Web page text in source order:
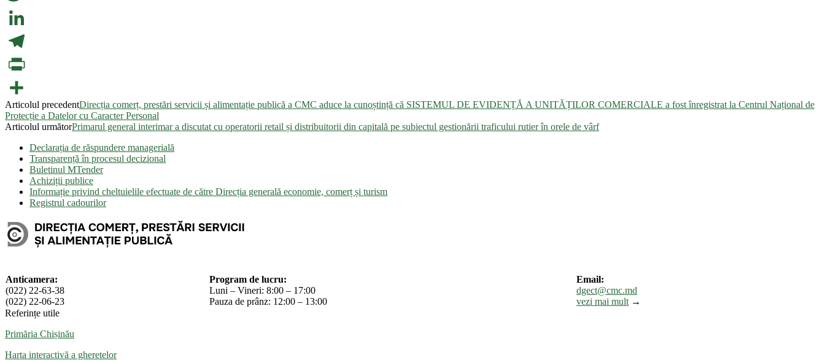
Twitter
LinkedIn
Telegram
PrintFriendly
Partajează
Articolul precedentDirecția comerț, prestări servicii și alimentație publică a CMC aduce la cunoștință că SISTEMUL DE EVIDENȚĂ A UNITĂȚILOR COMERCIALE a fost înregistrat la Centrul Național de
Protecție a Datelor cu Caracter Personal
Articolul următorPrimarul general interimar a discutat cu operatorii retail și distribuitorii din capitală pe subiectul gestionării traficului rutier în orele de vârf
Declarația de răspundere managerială
Transparență în procesul decizional
Buletinul MTender
Achiziții publice
Informație privind cheltuielile efectuate de către Direcția generală economie, comerț și turism
Registrul cadourilor
Anticamera:
(022) 22-63-38
(022) 22-06-23
Program de lucru:
Luni – Vineri: 8:00 – 17:00
Pauza de prânz: 12:00 – 13:00
Email:
dgect@cmc.md
vezi mai mult →
Referințe utile
Primăria Chișinău
Harta interactivă a gheretelor